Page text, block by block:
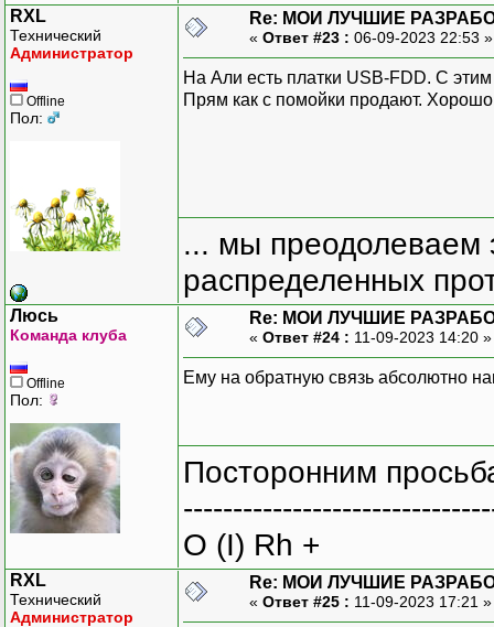
RXL
Технический
Администратор
Offline
Пол:
Re: МОИ ЛУЧШИЕ
« Ответ #23 : 06-09-2023 22:53
На Али есть платки USB-FDD. С
Прям как с помойки продают.
... мы преодолеваем
распределенных
Люсь
Команда клуба
Offline
Пол:
Re: МОИ ЛУЧШИЕ
« Ответ #24 : 11-09-2023 14:20
Ему на обратную связь абсолютно
Посторонним
O (I) Rh +
RXL
Технический
Администратор
Re: МОИ ЛУЧШИЕ
« Ответ #25 : 11-09-2023 17:21